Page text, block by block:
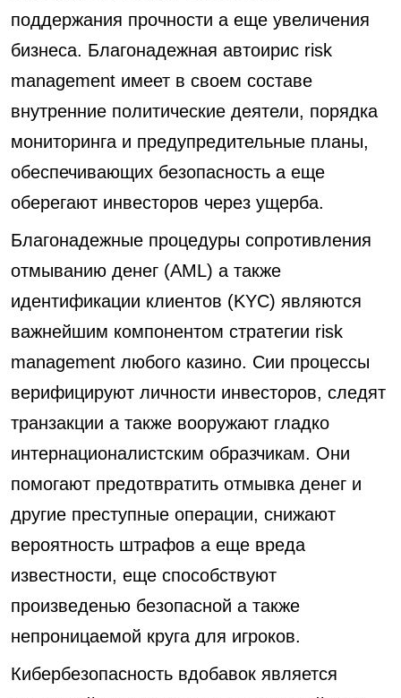
поддержания прочности а еще увеличения
бизнеса. Благонадежная автоирис risk
management имеет в своем составе
внутренние политические деятели, порядка
мониторинга и предупредительные планы,
обеспечивающих безопасность а еще
оберегают инвесторов через ущерба.
Благонадежные процедуры сопротивления
отмыванию денег (AML) а также
идентификации клиентов (KYC) являются
важнейшим компонентом стратегии risk
management любого казино. Сии процессы
верифицируют личности инвесторов, следят
транзакции а также вооружают гладко
интернационалистским образчикам. Они
помогают предотвратить отмывка денег и
другие преступные операции, снижают
вероятность штрафов а еще вреда
известности, еще способствуют
произведенью безопасной а также
непроницаемой круга для игроков.
Кибербезопасность вдобавок является